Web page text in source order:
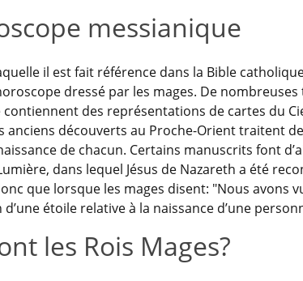
messianique
il est fait référence dans la Bible
dressé par les mages. De
des représentations de cartes du
anciens découverts au Proche-Orient traitent
de chacun. Certains manuscrits font
dans lequel Jésus de Nazareth a été
que lorsque les mages disent: "Nous avons
d’une étoile relative à la naissance d’une
les Rois Mages?